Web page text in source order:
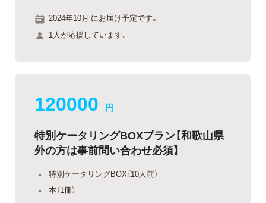
2024年10月 にお届け予定です。
1人が応援しています。
120000 円
特別ケータリングBOXプラン【和歌山県
外の方は事前問い合わせ必須】
特別ケータリングBOX（10人前）
本（1冊）